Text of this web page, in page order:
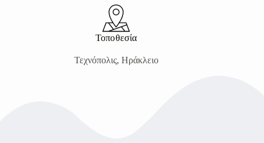
Τοποθεσία
Τεχνόπολις, Ηράκλειο